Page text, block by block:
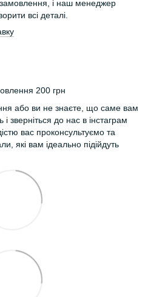
і наш менеджер
всі деталі.
200 грн
або ви не знаєте, що саме вам
зверніться до нас в інстаграм
вас проконсультуємо та
які вам ідеально підійдуть